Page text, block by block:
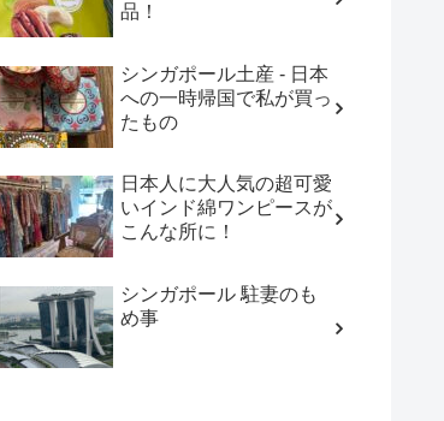
品！
シンガポール土産 - 日本
への一時帰国で私が買っ
たもの
日本人に大人気の超可愛
いインド綿ワンピースが
こんな所に！
シンガポール 駐妻のも
め事